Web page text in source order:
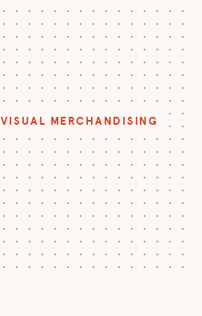
VISUAL MERCHANDISING